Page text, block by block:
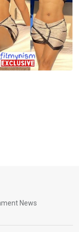
News